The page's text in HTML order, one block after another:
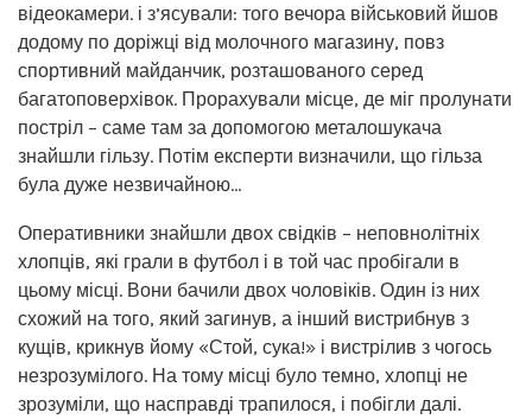
відеокамери. і з’ясували: того вечора військовий йшов
додому по доріжці від молочного магазину, повз
спортивний майданчик, розташованого серед
багатоповерхівок. Прорахували місце, де міг пролунати
постріл – саме там за допомогою металошукача
знайшли гільзу. Потім експерти визначили, що гільза
була дуже незвичайною…
Оперативники знайшли двох свідків – неповнолітніх
хлопців, які грали в футбол і в той час пробігали в
цьому місці. Вони бачили двох чоловіків. Один із них
схожий на того, який загинув, а інший вистрибнув з
кущів, крикнув йому «Стой, сука!» і вистрілив з чогось
незрозумілого. На тому місці було темно, хлопці не
зрозуміли, що насправді трапилося, і побігли далі.